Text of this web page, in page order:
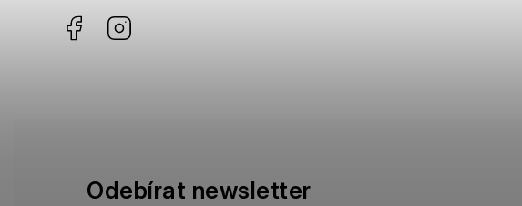
Facebook
Odebírat newsletter